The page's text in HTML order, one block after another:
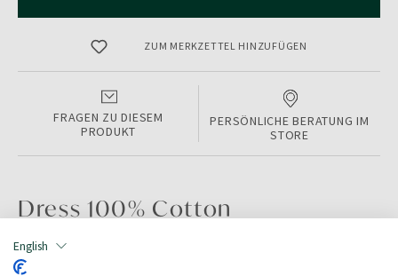
English
ZUM MERKZETTEL HINZUFÜGEN
FRAGEN ZU DIESEM
PRODUKT
PERSÖNLICHE BERATUNG IM
STORE
Dress 100% Cotton
PRODUKTINFORMATIONEN